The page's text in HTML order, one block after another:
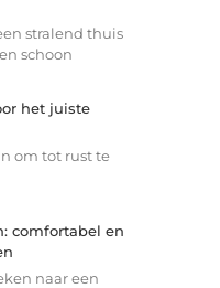
stralend thuis
schoon
het juiste
om tot rust te
comfortabel en
naar een